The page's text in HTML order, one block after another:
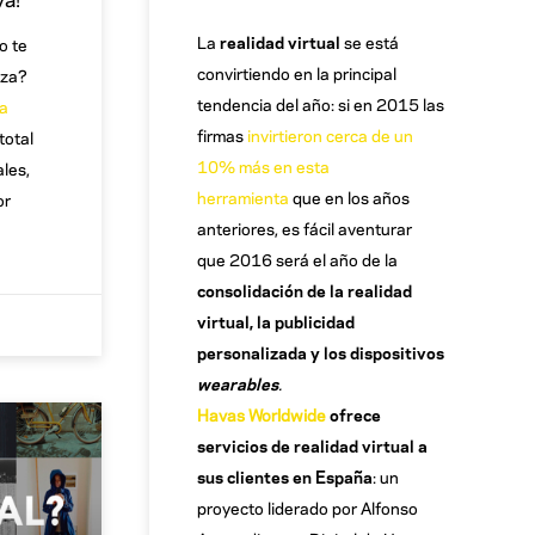
te
La realidad virtual se está
convirtiendo en la principal
tendencia del año: si en 2015 las
firmas invirtieron cerca de un
10% más en esta
herramienta que en los años
anteriores, es fácil aventurar
que 2016 será el año de la
consolidación de la realidad
virtual, la publicidad
personalizada y los dispositivos
wearables.
Havas Worldwideofrece
servicios de realidad virtual a
sus clientes en España: un
proyecto liderado por Alfonso